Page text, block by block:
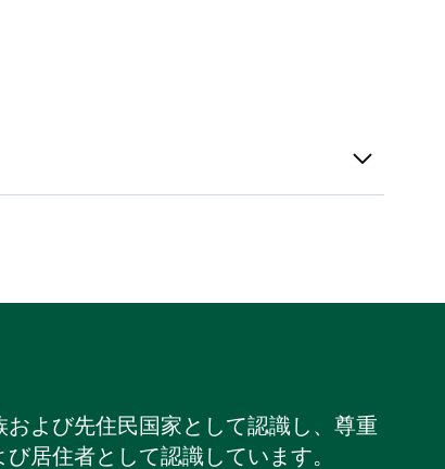
よび先住民国家として認識し、尊重
居住者として認識しています。